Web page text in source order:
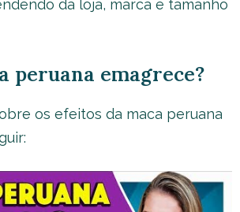
da loja, marca e tamanho
peruana emagrece?
os efeitos da maca peruana